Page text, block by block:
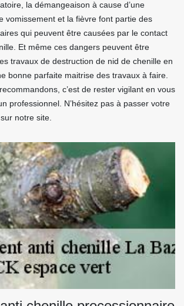
la démangeaison à cause d’une
vomissement et la fièvre font partie des
qui peuvent être causées par le contact
Et même ces dangers peuvent être
travaux de destruction de nid de chenille en
bonne parfaite maitrise des travaux à faire.
c’est de rester vigilant en vous
professionnel. N’hésitez pas à passer votre
notre site.